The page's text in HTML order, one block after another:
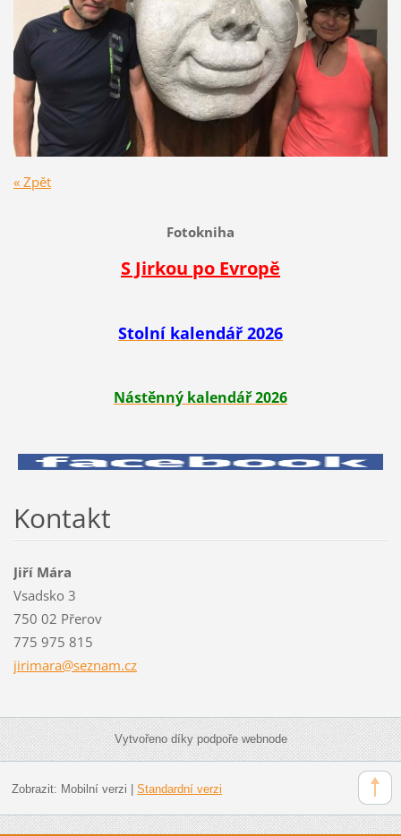
« Zpět
Fotokniha
S Jirkou po Evropě
Stolní kalendář 2026
Nástěnný kalendář 2026
Kontakt
Jiří Mára
Vsadsko 3
750 02 Přerov
775 975 815
jirimara@seznam.cz
Vytvořeno díky podpoře webnode
Zobrazit: Mobilní verzi Standardní verzi